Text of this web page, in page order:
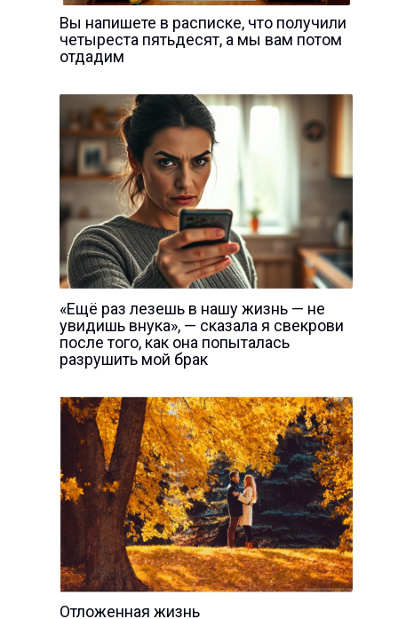
Вы напишете в расписке, что получили
четыреста пятьдесят, а мы вам потом
отдадим
«Ещё раз лезешь в нашу жизнь — не
увидишь внука», — сказала я свекрови
после того, как она попыталась
разрушить мой брак
Отложенная жизнь